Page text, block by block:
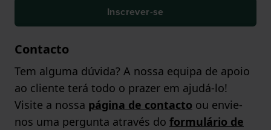
Inscrever-se
Contacto
Tem alguma dúvida? A nossa equipa de apoio
ao cliente terá todo o prazer em ajudá-lo!
Visite a nossa página de contacto ou envie-
nos uma pergunta através do formulário de